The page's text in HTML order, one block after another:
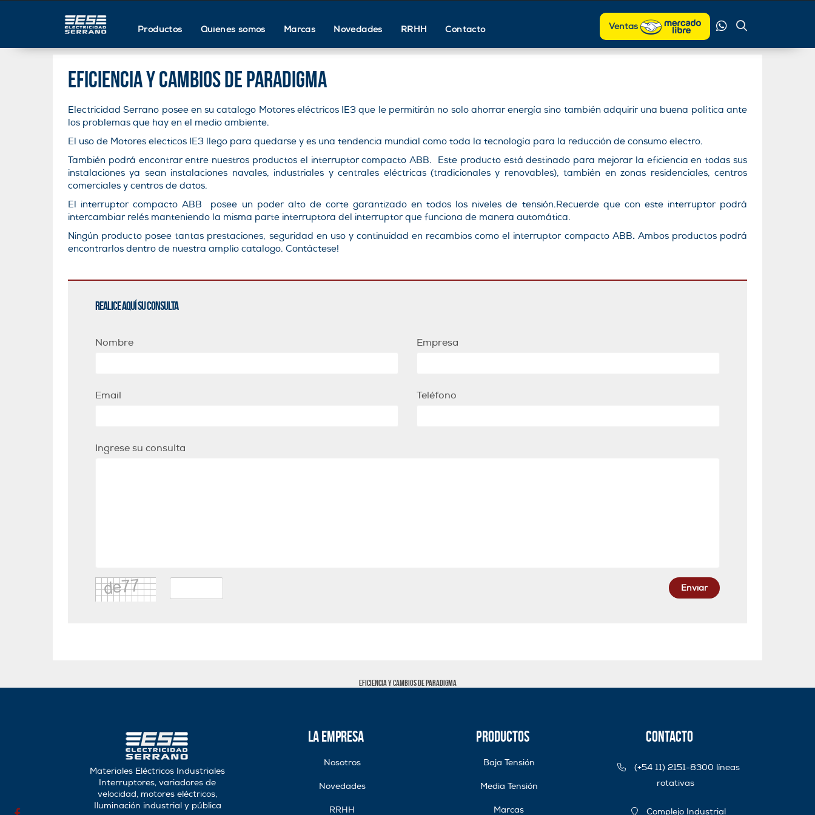
Ventas
Productos Quienes somos Marcas Novedades RRHH Contacto
Eficiencia y cambios de paradigma
Electricidad Serrano posee en su catalogo Motores eléctricos IE3 que le permitirán no solo ahorrar energía sino también adquirir una buena política ante
los problemas que hay en el medio ambiente.
El uso de Motores electicos IE3 llego para quedarse y es una tendencia mundial como toda la tecnología para la reducción de consumo electro.
También podrá encontrar entre nuestros productos el interruptor compacto ABB. Este producto está destinado para mejorar la eficiencia en todas sus
instalaciones ya sean instalaciones navales, industriales y centrales eléctricas (tradicionales y renovables), también en zonas residenciales, centros
comerciales y centros de datos.
El interruptor compacto ABB posee un poder alto de corte garantizado en todos los niveles de tensión.Recuerde que con este interruptor podrá
intercambiar relés manteniendo la misma parte interruptora del interruptor que funciona de manera automática.
Ningún producto posee tantas prestaciones, seguridad en uso y continuidad en recambios como el interruptor compacto ABB. Ambos productos podrá
encontrarlos dentro de nuestra amplio catalogo. Contáctese!
Realice aquí su consulta
Nombre Empresa
Email Teléfono
Ingrese su consulta
Enviar
Eficiencia y cambios de paradigma
Materiales Eléctricos Industriales
Interruptores, variadores de
velocidad, motores eléctricos,
Iluminación industrial y pública
La Empresa
Nosotros
Novedades
RRHH
Productos
Baja Tensión
Media Tensión
Marcas
Contacto
(+54 11) 2151-8300 líneas
rotativas
Complejo Industrial